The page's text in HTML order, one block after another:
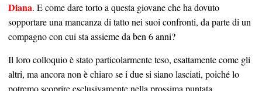
Diana. E come dare torto a questa giovane che ha dovuto
sopportare una mancanza di tatto nei suoi confronti, da parte di un
compagno con cui sta assieme da ben 6 anni?
Il loro colloquio è stato particolarmente teso, esattamente come gli
altri, ma ancora non è chiaro se i due si siano lasciati, poiché lo
potremo scoprire esclusivamente nella prossima puntata.